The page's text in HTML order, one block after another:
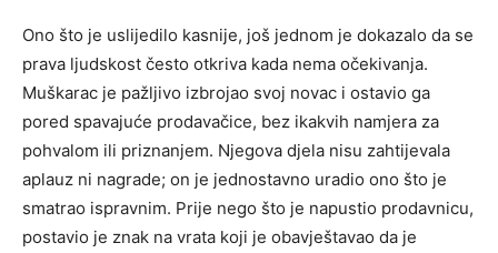
Ono što je uslijedilo kasnije, još jednom je dokazalo da se
prava ljudskost često otkriva kada nema očekivanja.
Muškarac je pažljivo izbrojao svoj novac i ostavio ga
pored spavajuće prodavačice, bez ikakvih namjera za
pohvalom ili priznanjem. Njegova djela nisu zahtijevala
aplauz ni nagrade; on je jednostavno uradio ono što je
smatrao ispravnim. Prije nego što je napustio prodavnicu,
postavio je znak na vrata koji je obavještavao da je